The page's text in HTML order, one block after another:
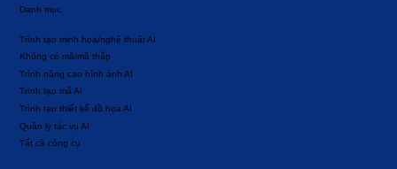
Danh mục
Tất cả công cụ
Quản lý tác vụ AI
Trình tạo thiết kế đồ họa AI
Không có mã/mã thấp
Trình tạo mã AI
Trình nâng cao hình ảnh AI
Trình tạo minh họa/nghệ thuật AI